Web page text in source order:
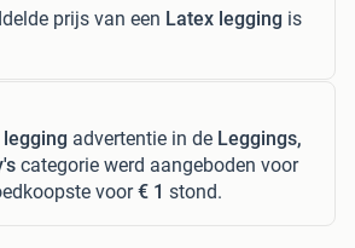
prijs van een Latex legging is
advertentie in de Leggings,
categorie werd aangeboden voor
voor€ 1 stond.